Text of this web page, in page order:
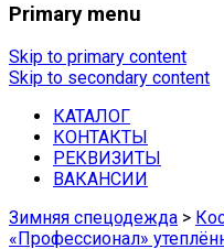
магазины
Купить
средства
наших
Primary menu
Skip to primary content
Skip to secondary content
КАТАЛОГ
КОНТАКТЫ
РЕКВИЗИТЫ
ВАКАНСИИ
Зимняя спецодежда >
«Профессионал»